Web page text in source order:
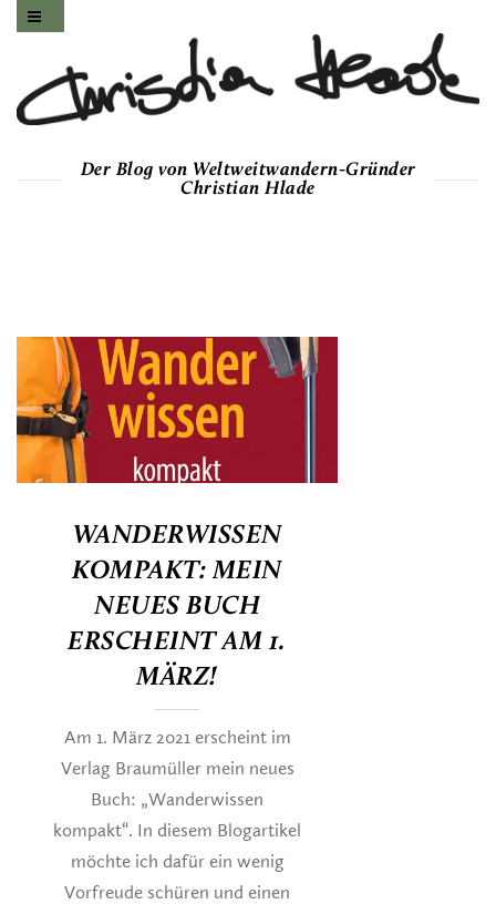
Der Blog von Weltweitwandern-Gründer
Christian Hlade
WANDERWISSEN
KOMPAKT: MEIN
NEUES BUCH
ERSCHEINT AM 1.
MÄRZ!
Am 1. März 2021 erscheint im
Verlag Braumüller mein neues
Buch: „Wanderwissen
kompakt“. In diesem Blogartikel
möchte ich dafür ein wenig
Vorfreude schüren und einen